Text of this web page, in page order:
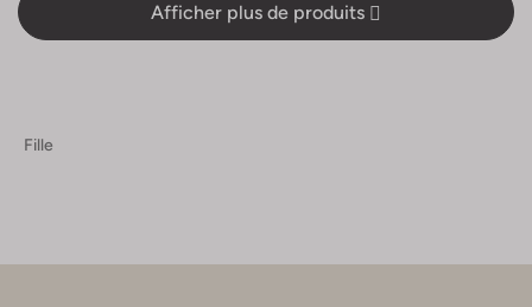
Afficher plus de produits
Fille